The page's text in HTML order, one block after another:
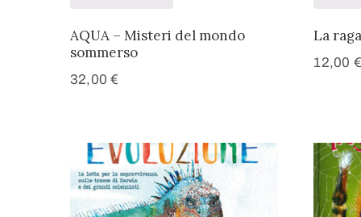
AQUA – Misteri del mondo
sommerso
32,00€
La
12,00 €